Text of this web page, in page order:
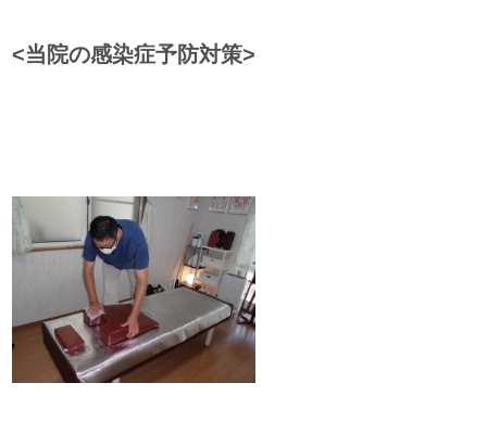
<当院の感染症予防対策>